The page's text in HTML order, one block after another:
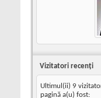
Vizitatori recenţi
Ultimul(ii) 9
pagină a(u) fost: